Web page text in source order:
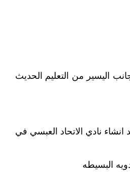
اليسير من التعليم الحديث
انشاء نادي الاتحاد العبسي في
البسيطه